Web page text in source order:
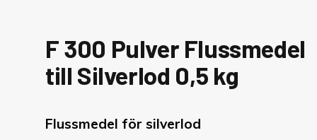
F 300 Pulver Flussmedel
till Silverlod 0,5 kg
Flussmedel för silverlod